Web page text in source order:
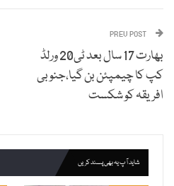
بھارت 17 سال بعد ٹی20 ورلڈ
کپ کا چیمپئن بن گیا،جنوبی
افریقہ کو شکست
شاید آپ یہ بھی پسند کریں